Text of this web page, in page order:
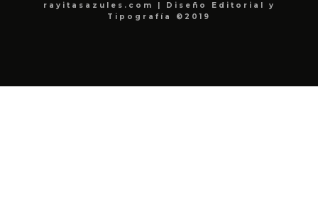
rayitasazules.com | Diseño Editorial y
Tipografía ©2019